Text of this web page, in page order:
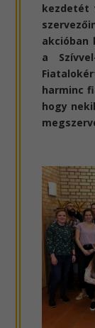
kezdetét
akcióban
a
harminc
hogy